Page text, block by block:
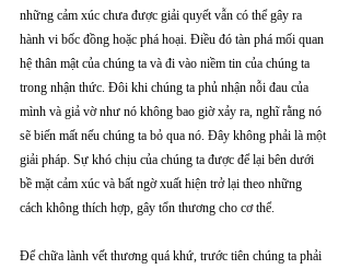
những cảm xúc chưa được giải quyết vẫn có thể gây ra
hành vi bốc đồng hoặc phá hoại. Điều đó tàn phá mối quan
hệ thân mật của chúng ta và đi vào niềm tin của chúng ta
trong nhận thức. Đôi khi chúng ta phủ nhận nỗi đau của
mình và giả vờ như nó không bao giờ xảy ra, nghĩ rằng nó
sẽ biến mất nếu chúng ta bỏ qua nó. Đây không phải là một
giải pháp. Sự khó chịu của chúng ta được để lại bên dưới
bề mặt cảm xúc và bất ngờ xuất hiện trở lại theo những
cách không thích hợp, gây tổn thương cho cơ thể.
Để chữa lành vết thương quá khứ, trước tiên chúng ta phải